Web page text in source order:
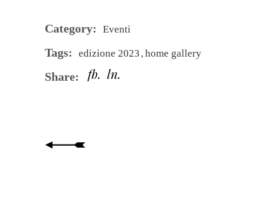
Category: Eventi
Tags: edizione 2023 home gallery
Share: fb ln